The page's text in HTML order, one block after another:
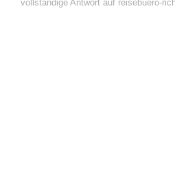
vollständige Antwort auf reisebuero-